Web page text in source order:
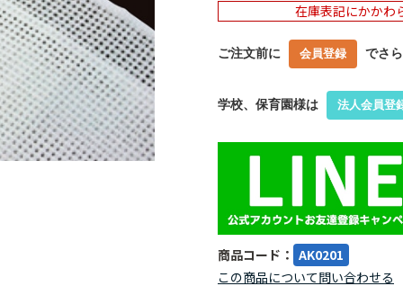
在庫表記にかかわ
ご注文前に 会員登録 でさ
学校、保育園様は 法人会員登
商品コード： AK0201
この商品について問い合わせる